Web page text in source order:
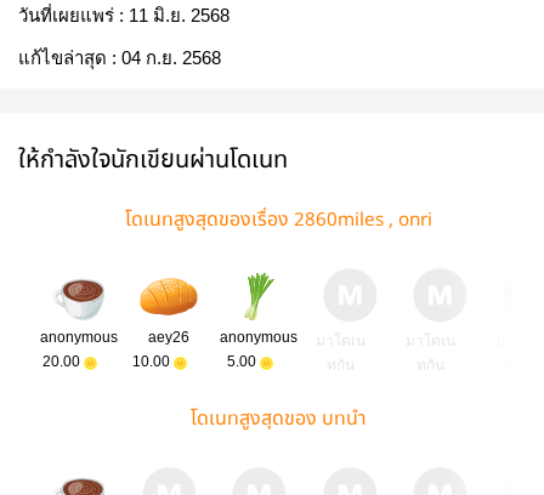
วันที่เผยแพร่ : 11 มิ.ย. 2568
แก้ไขล่าสุด : 04 ก.ย. 2568
ให้กำลังใจนักเขียนผ่านโดเนท
โดเนทสูงสุดของเรื่อง 2860miles , onri
anonymous
20.00
aey26
10.00
anonymous
5.00
มาโดเน
ทกัน
มาโดเน
ทกัน
โดเนทสูงสุดของ บทนำ